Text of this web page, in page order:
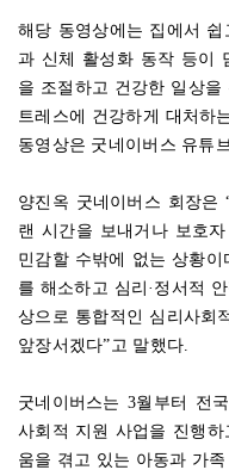
해당 동영상에는 집에서
과 신체 활성화 동작 등이
을 조절하고 건강한 일상
트레스에 건강하게 대처하
동영상은 굿네이버스 유튜
양진옥 굿네이버스 회장은
랜 시간을 보내거나 보호
민감할 수밖에 없는 상황이
를 해소하고 심리·정서적
상으로 통합적인 심리사회
앞장서겠다”고 말했다.
굿네이버스는 3월부터 전
사회적 지원 사업을 진행하
움을 겪고 있는 아동과 가